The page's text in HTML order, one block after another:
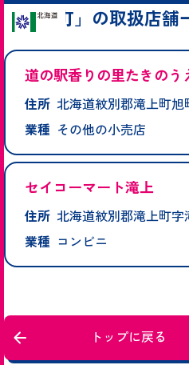
「滝上町」の取扱店舗
道の駅香りの里たきのう
住所 北海道紋別郡滝上町旭
業種 その他の小売店
セイコーマート滝上
住所 北海道紋別郡滝上町字
業種 コンビニ
トップに戻る